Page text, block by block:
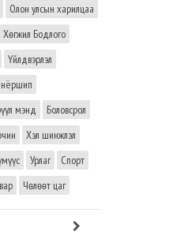
Олон улсын харилцаа
Хөгжил Бодлого
Үйлдвэрлэл
мэнд
Боловсрол
Хэл шинжлэл
Урлаг
Спорт
Чөлөөт цаг